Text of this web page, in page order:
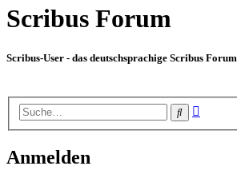
Scribus Forum
Scribus-User - das deutschsprachige Scribus Forum
Suche
Anmelden